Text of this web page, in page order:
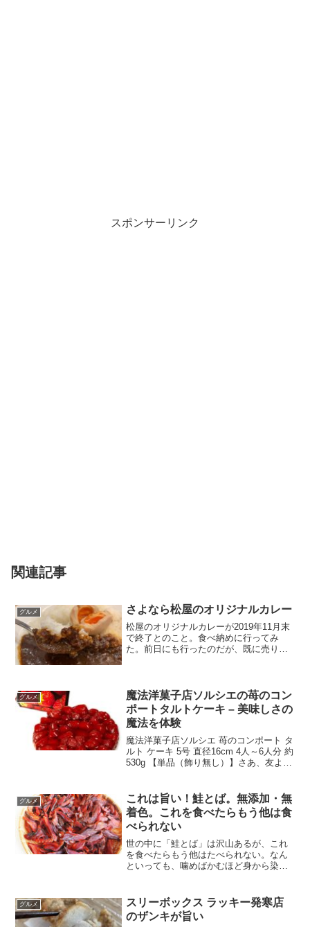
スポンサーリンク
関連記事
グルメ さよなら松屋のオリジナルカレー
松屋のオリジナルカレーが2019年11月末
で終了とのこと。食べ納めに行ってみ
た。前日にも行ったのだが、既に売り切
朝7：30に再訪。...
グルメ
魔法洋菓子店ソルシエの苺のコン
ポートタルトケーキ – 美味しさの
魔法を体験
魔法洋菓子店ソルシエ 苺のコンポート タ
ルト ケーキ 5号 直径16cm 4人～6人分 約
530g 【単品（飾り無し）】さあ、友よ、
ただのタルトではない。ペルー産の新
鮮...
グルメ
これは旨い！鮭とば。無添加・無
着色。これを食べたらもう他は食
べられない
世の中に「鮭とば」は沢山あるが、これ
を食べたらもう他はたべられない。なん
といっても、噛めばかむほど身から染み
し不思議と、その後に喉は乾かない。売
り切れ必須。鮭とば皮なし...
グルメ
スリーボックス ラッキー発寒店
のザンキが旨い